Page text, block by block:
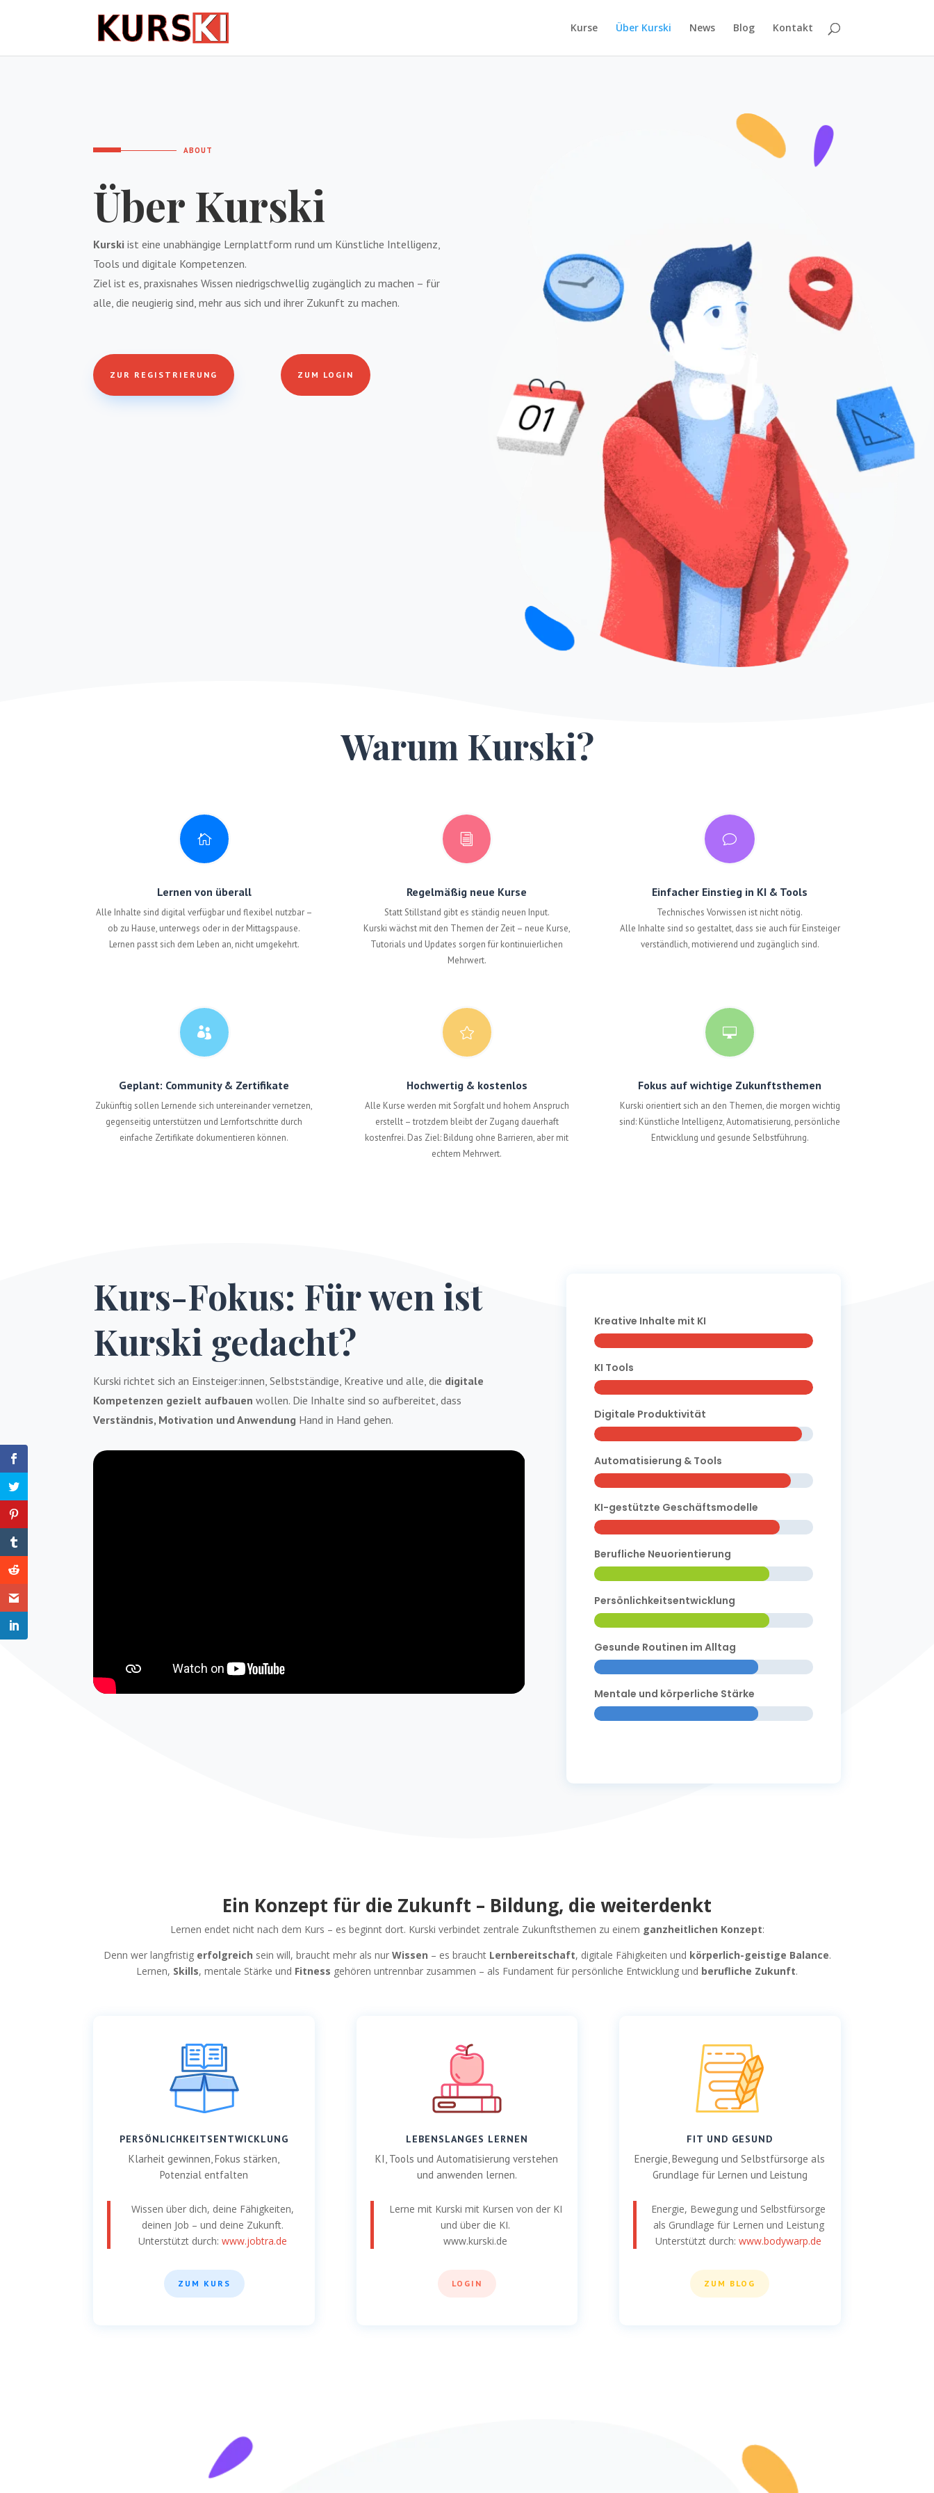
Kurse Über Kurski News Blog Kontakt
ABOUT
Über Kurski
Kurski ist eine unabhängige Lernplattform rund um Künstliche Intelligenz,
Tools und digitale Kompetenzen.
Ziel ist es, praxisnahes Wissen niedrigschwellig zugänglich zu machen – für
alle, die neugierig sind, mehr aus sich und ihrer Zukunft zu machen.
ZUR REGISTRIERUNG ZUM LOGIN
Warum Kurski?

Lernen von überall
Alle Inhalte sind digital verfügbar und flexibel nutzbar –
ob zu Hause, unterwegs oder in der Mittagspause.
Lernen passt sich dem Leben an, nicht umgekehrt.
i
Regelmäßig neue Kurse
Statt Stillstand gibt es ständig neuen Input.
Kurski wächst mit den Themen der Zeit – neue Kurse,
Tutorials und Updates sorgen für kontinuierlichen
Mehrwert.
v
Einfacher Einstieg in KI & Tools
Technisches Vorwissen ist nicht nötig.
Alle Inhalte sind so gestaltet, dass sie auch für Einsteiger
verständlich, motivierend und zugänglich sind.

Geplant: Community & Zertifikate
Zukünftig sollen Lernende sich untereinander vernetzen,
gegenseitig unterstützen und Lernfortschritte durch
einfache Zertifikate dokumentieren können.

Hochwertig & kostenlos
Alle Kurse werden mit Sorgfalt und hohem Anspruch
erstellt – trotzdem bleibt der Zugang dauerhaft
kostenfrei. Das Ziel: Bildung ohne Barrieren, aber mit
echtem Mehrwert.

Fokus auf wichtige Zukunftsthemen
Kurski orientiert sich an den Themen, die morgen wichtig
sind: Künstliche Intelligenz, Automatisierung, persönliche
Entwicklung und gesunde Selbstführung.
Kurs-Fokus: Für wen ist
Kurski gedacht?
Kurski richtet sich an Einsteiger:innen, Selbstständige, Kreative und alle, die digitale
Kompetenzen gezielt aufbauen wollen. Die Inhalte sind so aufbereitet, dass
Verständnis, Motivation und Anwendung Hand in Hand gehen.
Kreative Inhalte mit KI
KI Tools
Digitale Produktivität
Automatisierung & Tools
KI-gestützte Geschäftsmodelle
Berufliche Neuorientierung
Persönlichkeitsentwicklung
Gesunde Routinen im Alltag
Mentale und körperliche Stärke
Ein Konzept für die Zukunft – Bildung, die weiterdenkt
Lernen endet nicht nach dem Kurs – es beginnt dort. Kurski verbindet zentrale Zukunftsthemen zu einem ganzheitlichen Konzept:
Denn wer langfristig erfolgreich sein will, braucht mehr als nur Wissen – es braucht Lernbereitschaft, digitale Fähigkeiten und körperlich-geistige Balance.
Lernen, Skills, mentale Stärke und Fitness gehören untrennbar zusammen – als Fundament für persönliche Entwicklung und berufliche Zukunft.
PERSÖNLICHKEITSENTWICKLUNG
Klarheit gewinnen, Fokus stärken,
Potenzial entfalten
Wissen über dich, deine Fähigkeiten,
deinen Job – und deine Zukunft.
Unterstützt durch:www.jobtra.de
ZUM KURS
LEBENSLANGES LERNEN
KI, Tools und Automatisierung verstehen
und anwenden lernen.
Lerne mit Kurski mit Kursen von der KI
und über die KI.
www.kurski.de
LOGIN
FIT UND GESUND
Energie, Bewegung und Selbstfürsorge als
Grundlage für Lernen und Leistung
Energie, Bewegung und Selbstfürsorge
als Grundlage für Lernen und Leistung
Unterstützt durch:www.bodywarp.de
ZUM BLOG